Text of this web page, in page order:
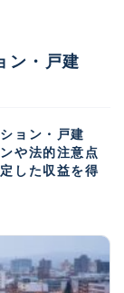
ン・戸建
ョン・戸建
や法的注意点
した収益を得